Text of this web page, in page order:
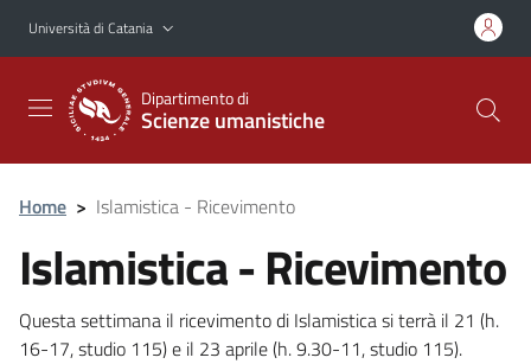
Vai al contenuto principale
Vai al menu di navigazione
Università di Catania
Dipartimento di
Scienze umanistiche
Home > Islamistica - Ricevimento
Islamistica - Ricevimento
Questa settimana il ricevimento di Islamistica si terrà il 21 (h.
16-17, studio 115) e il 23 aprile (h. 9.30-11, studio 115).